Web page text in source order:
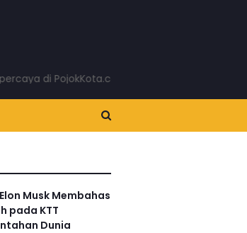
di PojokKota.com: Menyajikan Berita Terkini
Musk Membahas
pada KTT
Dunia